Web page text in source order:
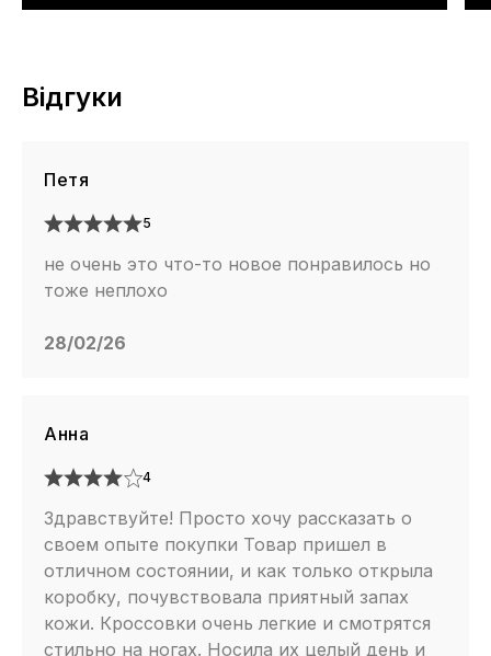
Відгуки
Петя
5
не очень это что-то новое понравилось но
тоже неплохо
28/02/26
Анна
4
Здравствуйте! Просто хочу рассказать о
своем опыте покупки Товар пришел в
отличном состоянии, и как только открыла
коробку, почувствовала приятный запах
кожи. Кроссовки очень легкие и смотрятся
стильно на ногах. Носила их целый день и